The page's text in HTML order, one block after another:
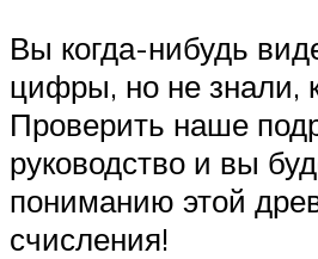
Вы когда-нибудь
цифры, но не знали,
Проверить наше
руководство и вы
пониманию этой
счисления!